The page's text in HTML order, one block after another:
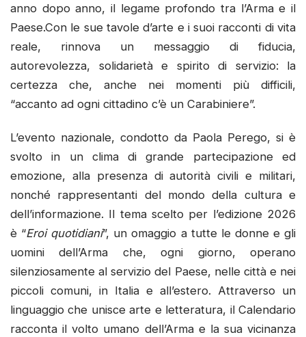
anno dopo anno, il legame profondo tra l’Arma e il
Paese.Con le sue tavole d’arte e i suoi racconti di vita
reale, rinnova un messaggio di fiducia,
autorevolezza, solidarietà e spirito di servizio: la
certezza che, anche nei momenti più difficili,
“accanto ad ogni cittadino c’è un Carabiniere”.
L’evento nazionale, condotto da Paola Perego, si è
svolto in un clima di grande partecipazione ed
emozione, alla presenza di autorità civili e militari,
nonché rappresentanti del mondo della cultura e
dell’informazione. Il tema scelto per l’edizione 2026
è “Eroi quotidiani”, un omaggio a tutte le donne e gli
uomini dell’Arma che, ogni giorno, operano
silenziosamente al servizio del Paese, nelle città e nei
piccoli comuni, in Italia e all’estero. Attraverso un
linguaggio che unisce arte e letteratura, il Calendario
racconta il volto umano dell’Arma e la sua vicinanza